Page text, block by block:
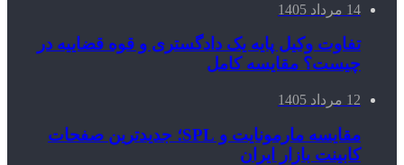
14 مرداد 1405
تفاوت وکیل پایه یک دادگستری و قوه قضاییه در
چیست؟ مقایسه کامل
12 مرداد 1405
مقایسه مارمونایت و SPL؛ جدیدترین صفحات
کابینت بازار ایران